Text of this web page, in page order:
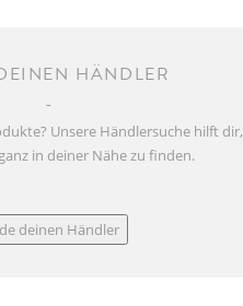
HÄNDLER
Unsere Händlersuche hilft dir,
in deiner Nähe zu finden.
deinen Händler